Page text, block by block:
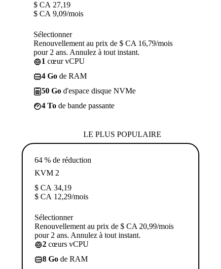
$ CA 27,19
$ CA 9,09/mois
Sélectionner
Renouvellement au prix de $ CA 16,79/mois
pour 2 ans. Annulez à tout instant.
1 cœur vCPU
4 Go de RAM
50 Go d'espace disque NVMe
4 To de bande passante
LE PLUS POPULAIRE
64 % de réduction
KVM 2
$ CA 34,19
$ CA 12,29/mois
Sélectionner
Renouvellement au prix de $ CA 20,99/mois
pour 2 ans. Annulez à tout instant.
2 cœurs vCPU
8 Go de RAM